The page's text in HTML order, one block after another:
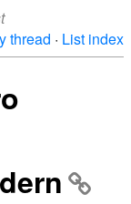
thread · List index